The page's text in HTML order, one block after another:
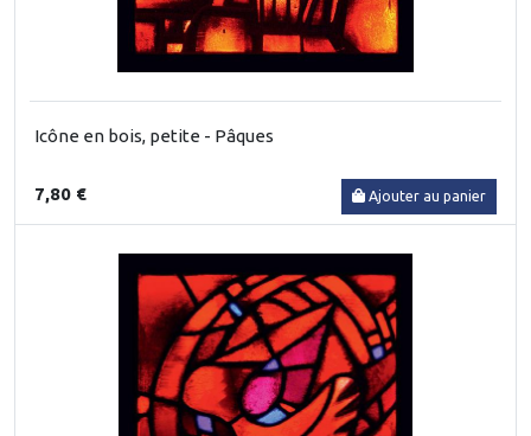
Icône en bois, petite - Pâques
7,80 € Ajouter au panier